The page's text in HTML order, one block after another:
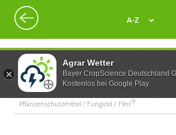
Agrar Wetter
Bayer CropScience Deutschland
Kostenlos bei Google Play
A-Z
Pflanzenschutzmittel / Fungizid / Flint®